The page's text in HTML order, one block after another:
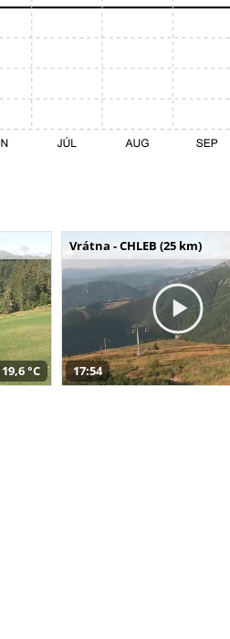
19,6 °C
Vrátna - CHLEB (25 km)
17:54